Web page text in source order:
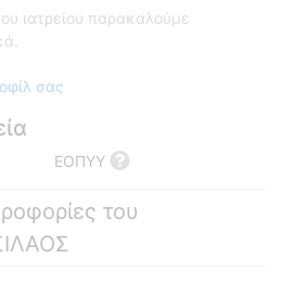
ιατρείου παρακαλούμε
σας
ΕΟΠΥΥ
του